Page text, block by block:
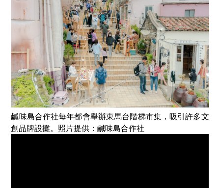
鹹味島合作社每年都會舉辦東馬台階梯市集，吸引許多文
創品牌設攤。照片提供：鹹味島合作社